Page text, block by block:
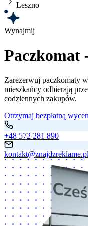
Leszno
Wynajmij
Paczkomat
Zarezerwuj paczkomaty w
mieszkańcy odbierają
codziennych zakupów.
Otrzymaj bezpłatną
+48 572 281 890
kontakt@znajdzreklame.pl